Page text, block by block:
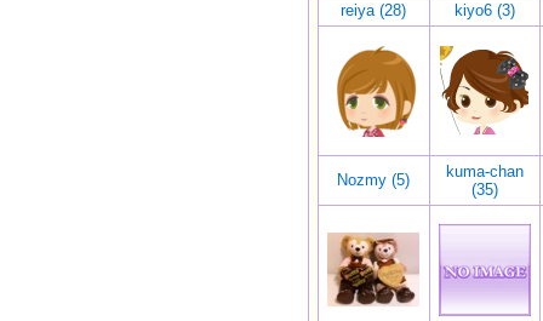
reiya (28) kiyo6 (3)
Nozmy (5)
kuma-chan
(35)